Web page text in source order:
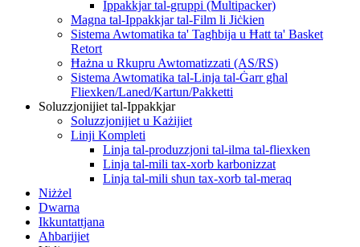
Ippakkjar tal-gruppi (Multipacker)
Magna tal-Ippakkjar tal-Film li Jiċkien
Sistema Awtomatika ta' Tagħbija u Ħatt ta' Basket
Retort
Ħażna u Rkupru Awtomatizzati (AS/RS)
Sistema Awtomatika tal-Linja tal-Ġarr għal
Fliexken/Laned/Kartun/Pakketti
Soluzzjonijiet tal-Ippakkjar
Soluzzjonijiet u Każijiet
Linji Kompleti
Linja tal-produzzjoni tal-ilma tal-fliexken
Linja tal-mili tax-xorb karbonizzat
Linja tal-mili sħun tax-xorb tal-meraq
Niżżel
Dwarna
Ikkuntattjana
Aħbarijiet